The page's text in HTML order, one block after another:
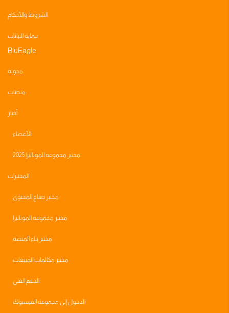
الشروط والأحكام
حماية البيانات
BluEagle
مدونه
منصات
أخبار
الأعضاء
مختبر مجموعه الموناليزا 2025
المختبرات
مختبر صناع المحتوى
مختبر مجموعه الموناليزا
مختبر بناء المنصه
مختبر مكالمات المبيعات
الدعم الفني
الدخول إلى مجموعة الفيسبوك